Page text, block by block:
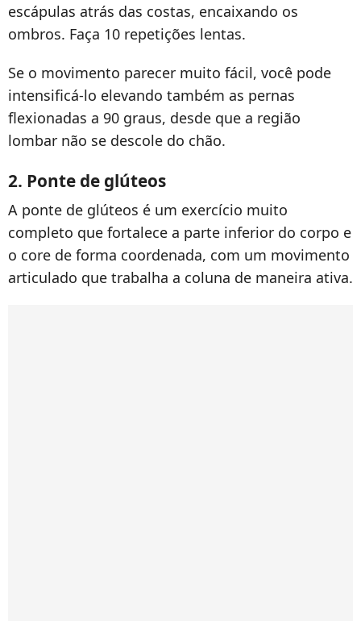
escápulas atrás das costas, encaixando os
ombros. Faça 10 repetições lentas.
Se o movimento parecer muito fácil, você pode
intensificá-lo elevando também as pernas
flexionadas a 90 graus, desde que a região
lombar não se descole do chão.
2. Ponte de glúteos
A ponte de glúteos é um exercício muito
completo que fortalece a parte inferior do corpo e
o core de forma coordenada, com um movimento
articulado que trabalha a coluna de maneira ativa.